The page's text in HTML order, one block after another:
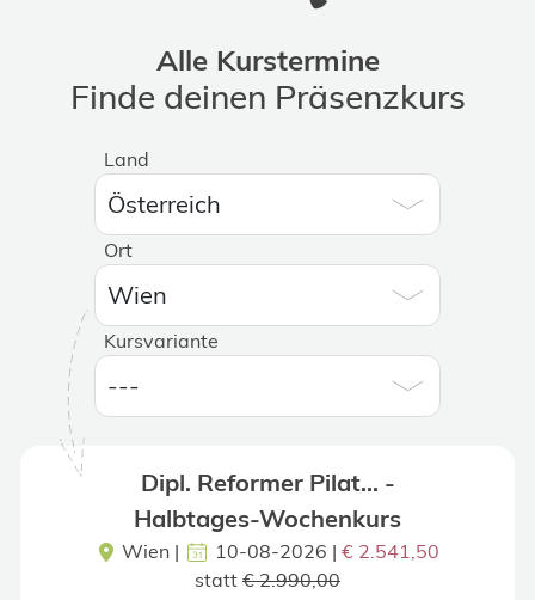
Alle Kurstermine
Finde deinen Präsenzkurs
Land
Ort
Kursvariante
Dipl. Reformer Pilat... -
Halbtages-Wochenkurs
Wien | 10-08-2026 | € 2.541,50
statt € 2.990,00